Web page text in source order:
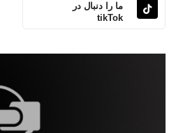
ما را دنبال در
tikTok